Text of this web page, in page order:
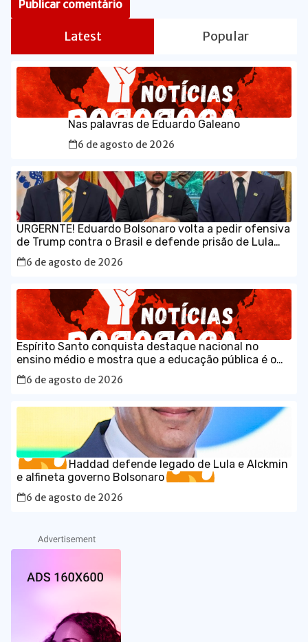
Latest Popular
Nas palavras de Eduardo Galeano
6 de agosto de 2026
URGERNTE! Eduardo Bolsonaro volta a pedir ofensiva
de Trump contra o Brasil e defende prisão de Lula
em vídeo em inglês
6 de agosto de 2026
Espírito Santo conquista destaque nacional no
ensino médio e mostra que a educação pública é o
caminho para o desenvolvimento do Brasil
6 de agosto de 2026
Haddad defende legado de Lula e Alckmin
e alfineta governo Bolsonaro
6 de agosto de 2026